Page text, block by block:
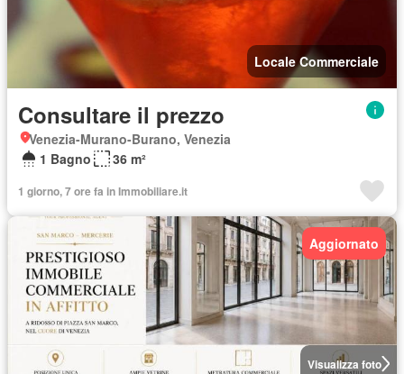
Locale Commerciale
Consultare il prezzo
Venezia-Murano-Burano, Venezia
1 Bagno
36 m²
1 giorno, 7 ore fa in Immobiliare.it
Visualizza foto
Aggiornato